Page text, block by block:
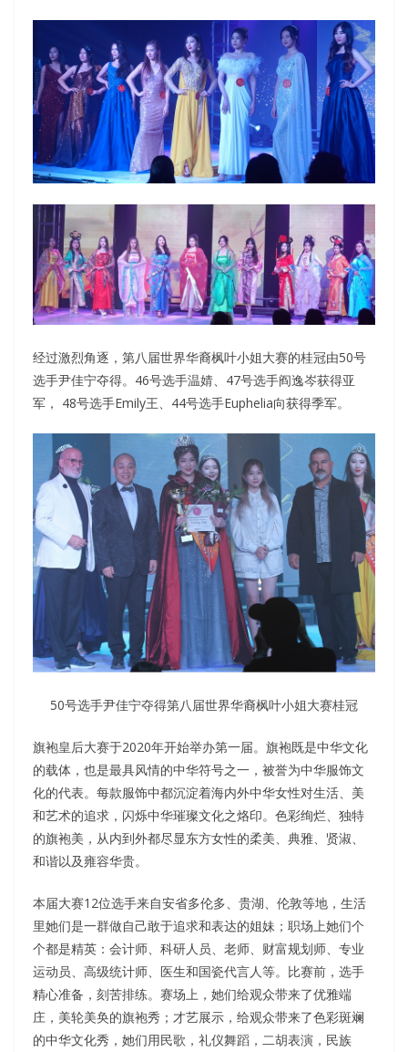
经过激烈角逐，第八届世界华裔枫叶小姐大赛的桂冠由50号
选手尹佳宁夺得。46号选手温婧、47号选手阎逸岑获得亚
军， 48号选手Emily王、44号选手Euphelia向获得季军。
50号选手尹佳宁夺得第八届世界华裔枫叶小姐大赛桂冠
旗袍皇后大赛于2020年开始举办第一届。旗袍既是中华文化
的载体，也是最具风情的中华符号之一，被誉为中华服饰文
化的代表。每款服饰中都沉淀着海内外中华女性对生活、美
和艺术的追求，闪烁中华璀璨文化之烙印。色彩绚烂、独特
的旗袍美，从内到外都尽显东方女性的柔美、典雅、贤淑、
和谐以及雍容华贵。
本届大赛12位选手来自安省多伦多、贵湖、伦敦等地，生活
里她们是一群做自己敢于追求和表达的姐妹；职场上她们个
个都是精英：会计师、科研人员、老师、财富规划师、专业
运动员、高级统计师、医生和国瓷代言人等。比赛前，选手
精心准备，刻苦排练。赛场上，她们给观众带来了优雅端
庄，美轮美奂的旗袍秀；才艺展示，给观众带来了色彩斑斓
的中华文化秀，她们用民歌，礼仪舞蹈，二胡表演，民族